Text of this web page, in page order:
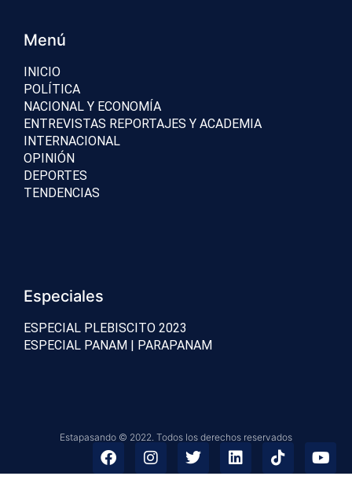
Menú
INICIO
POLÍTICA
NACIONAL Y ECONOMÍA
ENTREVISTAS REPORTAJES Y ACADEMIA
INTERNACIONAL
OPINIÓN
DEPORTES
TENDENCIAS
Especiales
ESPECIAL PLEBISCITO 2023
ESPECIAL PANAM | PARAPANAM
Estapasando © 2022. Todos los derechos reservados